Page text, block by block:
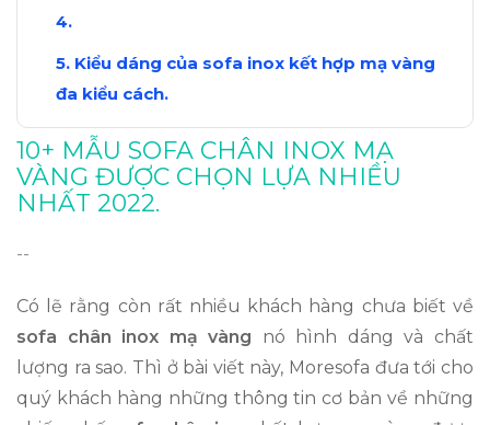
Kiểu dáng của sofa inox kết hợp mạ vàng
đa kiểu cách.
Chất liệu bọc sofa chân inox mạ vàng rất
đa dạng.
Moresofa- địa chỉ tin cậy để mua ghế sofa
10+ MẪU SOFA CHÂN INOX MẠ
VÀNG ĐƯỢC CHỌN LỰA NHIỀU
NHẤT 2022.
--
Có lẽ rằng còn rất nhiều khách hàng chưa biết về
sofa chân inox mạ vàng nó hình dáng và chất
lượng ra sao. Thì ở bài viết này, Moresofa đưa tới cho
quý khách hàng những thông tin cơ bản về những